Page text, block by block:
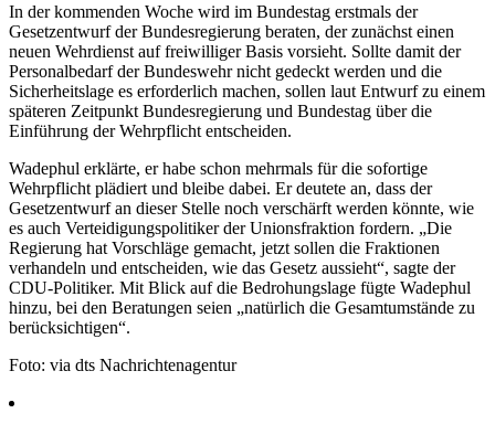
In der kommenden Woche wird im Bundestag erstmals der
Gesetzentwurf der Bundesregierung beraten, der zunächst einen
neuen Wehrdienst auf freiwilliger Basis vorsieht. Sollte damit der
Personalbedarf der Bundeswehr nicht gedeckt werden und die
Sicherheitslage es erforderlich machen, sollen laut Entwurf zu einem
späteren Zeitpunkt Bundesregierung und Bundestag über die
Einführung der Wehrpflicht entscheiden.
Wadephul erklärte, er habe schon mehrmals für die sofortige
Wehrpflicht plädiert und bleibe dabei. Er deutete an, dass der
Gesetzentwurf an dieser Stelle noch verschärft werden könnte, wie
es auch Verteidigungspolitiker der Unionsfraktion fordern. „Die
Regierung hat Vorschläge gemacht, jetzt sollen die Fraktionen
verhandeln und entscheiden, wie das Gesetz aussieht“, sagte der
CDU-Politiker. Mit Blick auf die Bedrohungslage fügte Wadephul
hinzu, bei den Beratungen seien „natürlich die Gesamtumstände zu
berücksichtigen“.
Foto: via dts Nachrichtenagentur